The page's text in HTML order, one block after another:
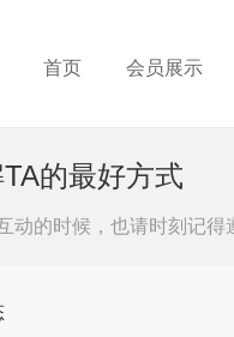
首页 会员展示
的最好方式
动的时候，也请时刻记得